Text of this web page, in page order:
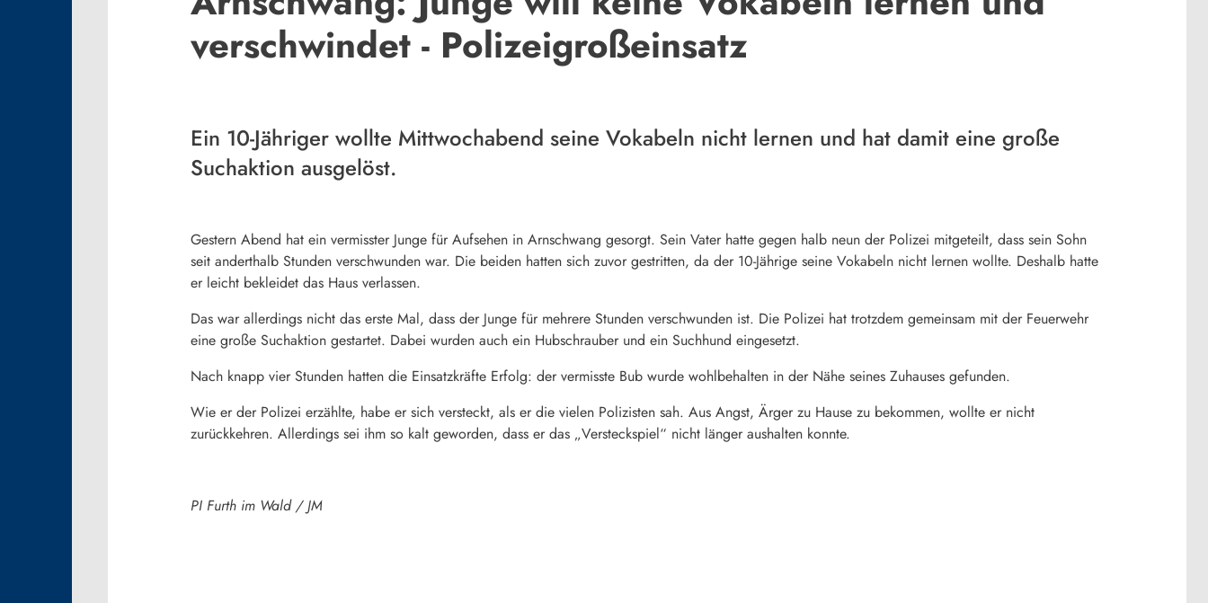
verschwindet - Polizeigroßeinsatz
Ein 10-Jähriger wollte Mittwochabend seine Vokabeln nicht lernen und hat damit eine große
Suchaktion ausgelöst.
Gestern Abend hat ein vermisster Junge für Aufsehen in Arnschwang gesorgt. Sein Vater hatte gegen halb neun der Polizei mitgeteilt, dass sein Sohn
seit anderthalb Stunden verschwunden war. Die beiden hatten sich zuvor gestritten, da der 10-Jährige seine Vokabeln nicht lernen wollte. Deshalb hatte
er leicht bekleidet das Haus verlassen.
Das war allerdings nicht das erste Mal, dass der Junge für mehrere Stunden verschwunden ist. Die Polizei hat trotzdem gemeinsam mit der Feuerwehr
eine große Suchaktion gestartet. Dabei wurden auch ein Hubschrauber und ein Suchhund eingesetzt.
Nach knapp vier Stunden hatten die Einsatzkräfte Erfolg: der vermisste Bub wurde wohlbehalten in der Nähe seines Zuhauses gefunden.
Wie er der Polizei erzählte, habe er sich versteckt, als er die vielen Polizisten sah. Aus Angst, Ärger zu Hause zu bekommen, wollte er nicht
zurückkehren. Allerdings sei ihm so kalt geworden, dass er das „Versteckspiel“ nicht länger aushalten konnte.
PI Furth im Wald / JM